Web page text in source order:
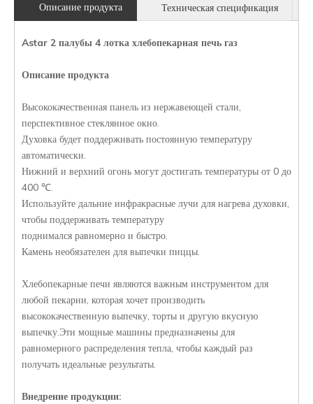
Описание продукта Техническая спецификация
Astar 2 палубы 4 лотка хлебопекарная печь газ
Описание продукта
Высококачественная панель из нержавеющей стали,
перспективное стеклянное окно.
Духовка будет поддерживать постоянную температуру
автоматически.
Нижний и верхний огонь могут достигать температуры от 0 до
400 ℃.
Используйте дальние инфракрасные лучи для нагрева духовки,
чтобы поддерживать температуру
поднимался равномерно и быстро.
Камень необязателен для выпечки пиццы.
Хлебопекарные печи являются важным инструментом для
любой пекарни, которая хочет производить
высококачественную выпечку, торты и другую вкусную
выпечку.Эти мощные машины предназначены для
равномерного распределения тепла, чтобы каждый раз
получать идеальные результаты.
Внедрение продукции: